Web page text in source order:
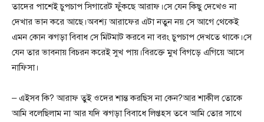
তাদের পাশেই চুপচাপ সিগারেট ফুঁকছে আরাফ।সে যেন কিছু দেখেও না
দেখার ভান করে আছে।অবশ্য আরাফের এটা নতুন নয় সে আগে থেকেই
এমন কোন ঝগড়া বিবাধ সে মিটমাট করবে না বরং চুপচাপ দেখতে থাকে।সে
যেন তার ভাবনায় বিচরন করেই সুখ পায়।বিরক্তে মুখ বিগড়ে এগিয়ে আসে
নাফিসা।
– এইসব কি? আরাফ তুই ওদের শান্ত করছিস না কেন?আর শাকীল তোকে
আমি বলেছিলাম না আর যদি ঝগড়া বিবাধে লিপ্তহস তবে আমি তোর সাথে